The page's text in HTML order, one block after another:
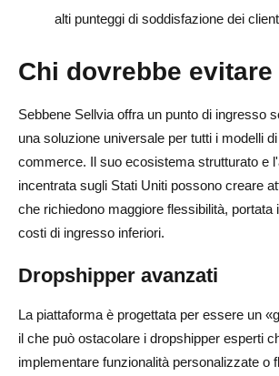
alti punteggi di soddisfazione dei
Chi dovrebbe
Sebbene Sellvia offra un punto di ingresso
una soluzione universale per tutti i modelli
commerce. Il suo ecosistema strutturato e
incentrata sugli Stati Uniti possono creare
che richiedono maggiore flessibilità, portata
costi di ingresso inferiori.
Dropshipper avanzati
La piattaforma è progettata per essere un
il che può ostacolare i dropshipper esperti
implementare funzionalità personalizzate o